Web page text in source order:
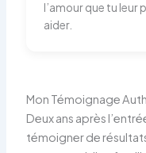
l’amour que tu leur
aider.
Mon Témoignage
Deux ans après
témoigner de